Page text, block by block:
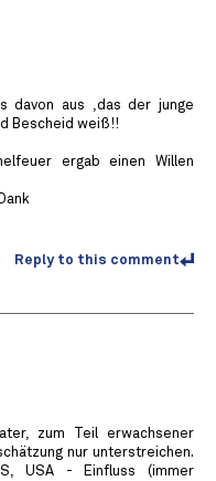
davon aus ,das der junge
Bescheid weiß!!
ergab einen Willen
Reply to this comment
zum Teil erwachsener
nur unterstreichen.
USA - Einfluss (immer